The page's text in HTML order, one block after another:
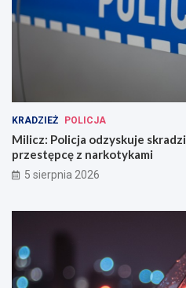
KRADZIEŻ POLICJA
Milicz: Policja odzyskuje
przestępcę z narkotykami
5 sierpnia 2026